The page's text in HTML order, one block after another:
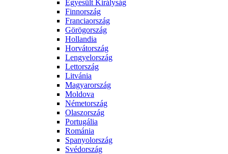
Egyesült Királyság
Finnország
Franciaország
Görögország
Hollandia
Horvátország
Lengyelország
Lettország
Litvánia
Magyarország
Moldova
Németország
Olaszország
Portugália
Románia
Spanyolország
Svédország